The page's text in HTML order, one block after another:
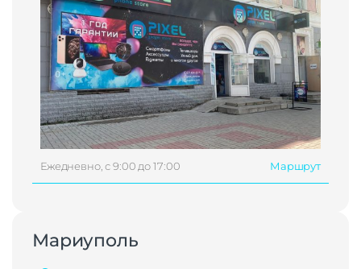
Ежедневно, с 9:00 до 17:00 Маршрут
Мариуполь